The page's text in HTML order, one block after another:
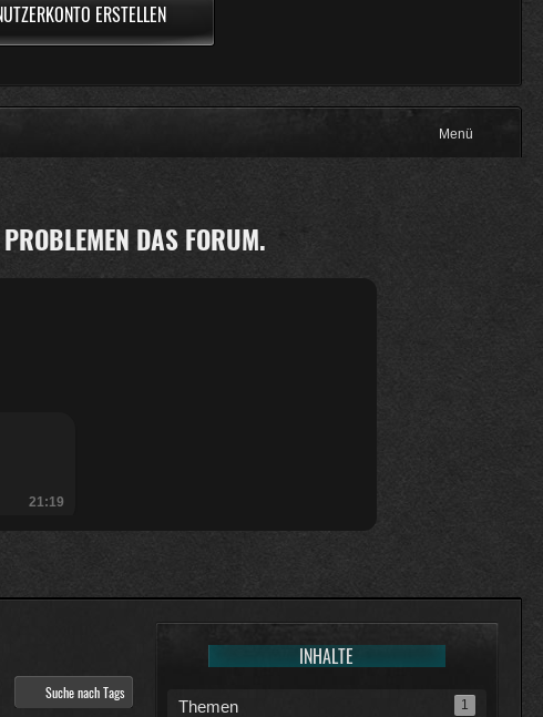
ERSTELLEN
Menü
DAS FORUM.
21:19
.
Suche nach Tags
INHALTE
Themen 1